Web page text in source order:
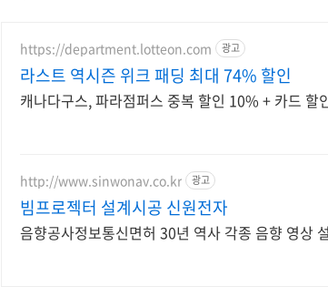
https://department.lotteon.com 광고
라스트 역시즌 위크 패딩 최대 74% 할인
캐나다구스, 파라점퍼스 중복 할인 10% + 카드 할
http://www.sinwonav.co.kr 광고
빔프로젝터 설계시공 신원전자
음향공사정보통신면허 30년 역사 각종 음향 영상